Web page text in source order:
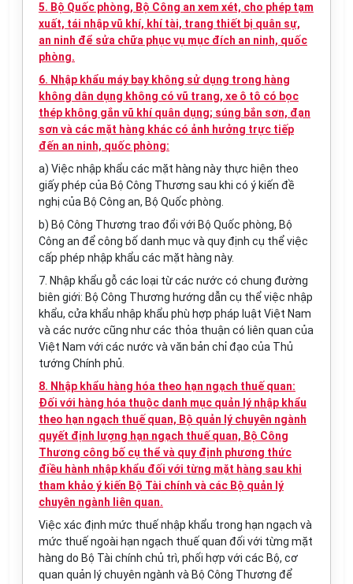
5. Bộ Quốc phòng, Bộ Công an xem xét, cho phép tạm
xuất, tái nhập vũ khí, khí tài, trang thiết bị quân sự,
an ninh để sửa chữa phục vụ mục đích an ninh, quốc
phòng.
6. Nhập khẩu máy bay không sử dụng trong hàng
không dân dụng không có vũ trang, xe ô tô có bọc
thép không gắn vũ khí quân dụng; súng bắn sơn, đạn
sơn và các mặt hàng khác có ảnh hưởng trực tiếp
đến an ninh, quốc phòng:
a) Việc nhập khẩu các mặt hàng này thực hiện theo
giấy phép của Bộ Công Thương sau khi có ý kiến đề
nghị của Bộ Công an, Bộ Quốc phòng.
b) Bộ Công Thương trao đổi với Bộ Quốc phòng, Bộ
Công an để công bố danh mục và quy định cụ thể việc
cấp phép nhập khẩu các mặt hàng này.
7. Nhập khẩu gỗ các loại từ các nước có chung đường
biên giới: Bộ Công Thương hướng dẫn cụ thể việc nhập
khẩu, cửa khẩu nhập khẩu phù hợp pháp luật Việt Nam
và các nước cũng như các thỏa thuận có liên quan của
Việt Nam với các nước và văn bản chỉ đạo của Thủ
tướng Chính phủ.
8. Nhập khẩu hàng hóa theo hạn ngạch thuế quan:
Đối với hàng hóa thuộc danh mục quản lý nhập khẩu
theo hạn ngạch thuế quan, Bộ quản lý chuyên ngành
quyết định lượng hạn ngạch thuế quan, Bộ Công
Thương công bố cụ thể và quy định phương thức
điều hành nhập khẩu đối với từng mặt hàng sau khi
tham khảo ý kiến Bộ Tài chính và các Bộ quản lý
chuyên ngành liên quan.
Việc xác định mức thuế nhập khẩu trong hạn ngạch và
mức thuế ngoài hạn ngạch thuế quan đối với từng mặt
hàng do Bộ Tài chính chủ trì, phối hợp với các Bộ, cơ
quan quản lý chuyên ngành và Bộ Công Thương để